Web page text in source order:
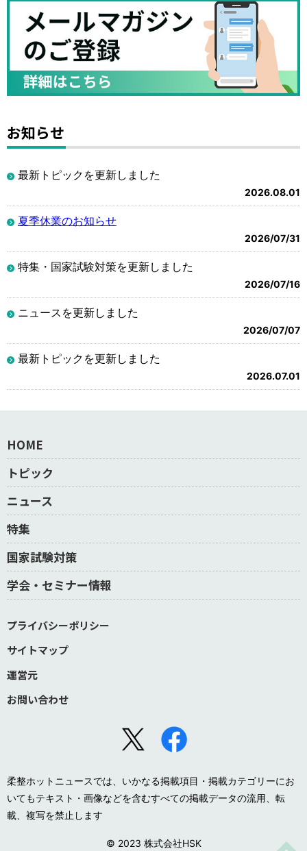
お知らせ
最新トピックを更新しました
2026.08.01
夏季休業のお知らせ
2026/07/31
特集・国家試験対策を更新しました
2026/07/16
ニュースを更新しました
2026/07/07
最新トピックを更新しました
2026.07.01
HOME
トピック
ニュース
特集
国家試験対策
学会・セミナー情報
プライバシーポリシー
サイトマップ
運営元
お問い合わせ
柔整ホットニュースでは、いかなる掲載項目・掲載カテゴリーにお
いてもテキスト・画像などを含むすべての掲載データの流用、転
載、複写を禁止します
© 2023 株式会社HSK